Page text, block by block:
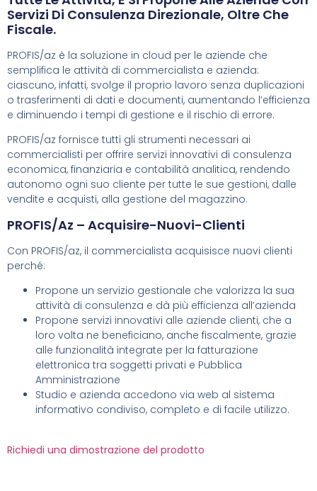
Servizi Di Consulenza Direzionale, Oltre Che
Fiscale.
PROFIS/az è la soluzione in cloud per le aziende che
semplifica le attività di commercialista e azienda:
ciascuno, infatti, svolge il proprio lavoro senza duplicazioni
o trasferimenti di dati e documenti, aumentando l’efficienza
e diminuendo i tempi di gestione e il rischio di errore.
PROFIS/az fornisce tutti gli strumenti necessari ai
commercialisti per offrire servizi innovativi di consulenza
economica, finanziaria e contabilità analitica, rendendo
autonomo ogni suo cliente per tutte le sue gestioni, dalle
vendite e acquisti, alla gestione del magazzino.
PROFIS/az – Acquisire-Nuovi-Clienti
Con PROFIS/az, il commercialista acquisisce nuovi clienti
perché:
Propone un servizio gestionale che valorizza la sua
attività di consulenza e dà più efficienza all’azienda
Propone servizi innovativi alle aziende clienti, che a
loro volta ne beneficiano, anche fiscalmente, grazie
alle funzionalità integrate per la fatturazione
elettronica tra soggetti privati e Pubblica
Amministrazione
Studio e azienda accedono via web al sistema
informativo condiviso, completo e di facile utilizzo.
Richiedi una dimostrazione del prodotto